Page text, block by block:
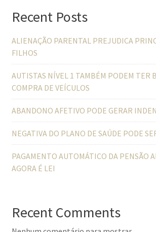
Recent Posts
ALIENAÇÃO PARENTAL PREJUDICA
FILHOS
AUTISTAS NÍVEL 1 TAMBÉM PODEM TER
COMPRA DE VEÍCULOS
ABANDONO AFETIVO PODE GERAR
NEGATIVA DO PLANO DE SAÚDE PODE
PAGAMENTO AUTOMÁTICO DA PENSÃO
AGORA É LEI
Recent Comments